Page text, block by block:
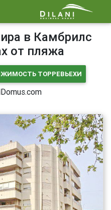
в Камбрилс
от пляжа
ТОРРЕВЬЕХИ